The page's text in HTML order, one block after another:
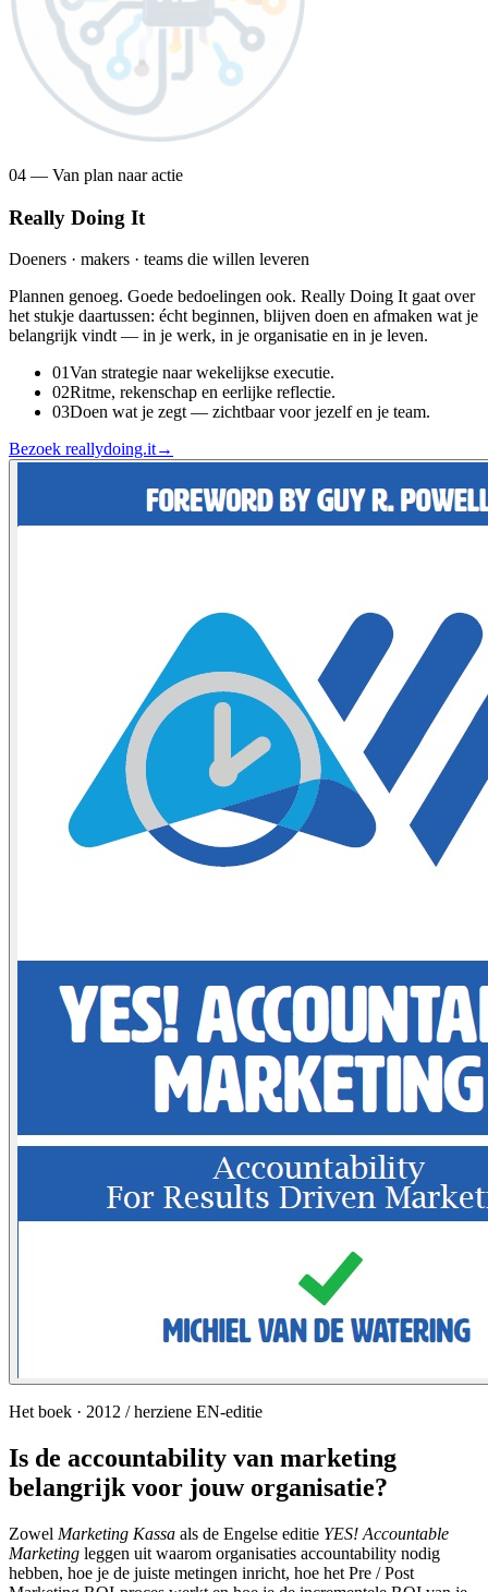
04 — Van plan naar actie
Really Doing It
Doeners · makers · teams die willen leveren
Plannen genoeg. Goede bedoelingen ook. Really Doing It gaat over
het stukje daartussen: écht beginnen, blijven doen en afmaken wat je
belangrijk vindt — in je werk, in je organisatie en in je leven.
01Van strategie naar wekelijkse executie.
02Ritme, rekenschap en eerlijke reflectie.
03Doen wat je zegt — zichtbaar voor jezelf en je team.
Bezoek reallydoing.it→
Het boek · 2012 / herziene EN-editie
Is de accountability van marketing
belangrijk voor jouw organisatie?
Zowel Marketing Kassa als de Engelse editie YES! Accountable
Marketing leggen uit waarom organisaties accountability nodig
hebben, hoe je de juiste metingen inricht, hoe het Pre / Post